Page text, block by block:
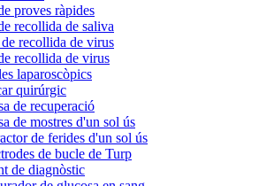
proves ràpides
recollida de saliva
recollida de virus
recollida de virus
laparoscòpics
quirúrgic
de recuperació
de mostres d'un sol ús
de ferides d'un sol ús
de bucle de Turp
de diagnòstic